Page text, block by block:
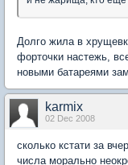
Долго жила в
форточки настежь,
новыми батареями
karmix
02 Dec 2008
сколько кстати за
числа морально